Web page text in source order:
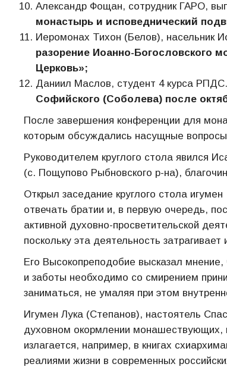
Александр Фощан, сотрудник ГАРО,
монастырь и исповеднический
Иеромонах Тихон (Белов), насельник
разорение Иоанно-Богословского
Церковь»;
Даниил Маслов, студент 4 курса РПДС.
Софийского (Соболева) после
После завершения конференции для
которым обсуждались насущные
Руководителем круглого стола явился
(с. Пощупово Рыбновского р-на),
Открыл заседание круглого стола
отвечать братии и, в первую очередь,
активной духовно-просветительской
поскольку эта деятельность
Его Высокопреподобие высказал
и заботы необходимо со смирением
заниматься, не умаляя при этом
Игумен Лука (Степанов), настоятель
духовном окормлении монашествующих,
излагается, например, в книгах
реалиями жизни в современных